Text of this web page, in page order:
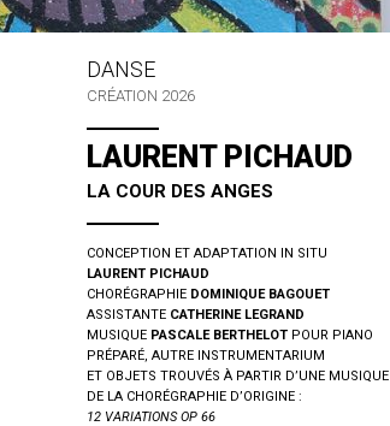
DANSE
CRÉATION 2026
LAURENT PICHAUD
LA COUR DES ANGES
CONCEPTION ET ADAPTATION IN SITU
LAURENT PICHAUD
CHORÉGRAPHIE DOMINIQUE BAGOUET
ASSISTANTE CATHERINE LEGRAND
MUSIQUE PASCALE BERTHELOT POUR PIANO
PRÉPARÉ, AUTRE INSTRUMENTARIUM
ET OBJETS TROUVÉS À PARTIR D’UNE MUSIQUE
DE LA CHORÉGRAPHIE D’ORIGINE :
12 VARIATIONS OP 66
vous à partir
abonnements
octobre, reste